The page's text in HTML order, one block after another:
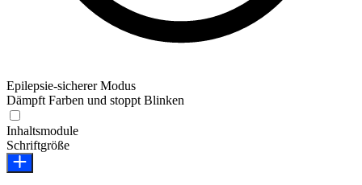
Epilepsie-sicherer Modus
Dämpft Farben und stoppt Blinken
Inhaltsmodule
Schriftgröße